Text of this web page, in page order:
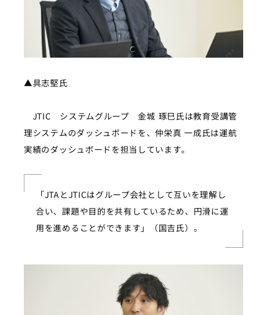
▲具志堅氏
JTIC システムグループ 金城 琢巳氏は教育受講管
理システムのダッシュボードを、仲栄真 一成氏は運航
実績のダッシュボードを担当しています。
「JTAとJTICはグループ会社として互いを理解し
合い、課題や目的を共有しているため、円滑に運
用を進めることができます」（国吉氏）。